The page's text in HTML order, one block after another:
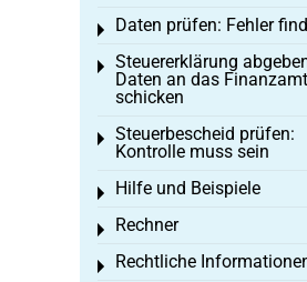
Daten prüfen: Fehler
Toggle menu
Steuererklärung
Daten an das Finanzamt
schicken
Toggle menu
Steuerbescheid prüfen:
Kontrolle muss sein
Toggle menu
Hilfe und Beispiele
Toggle menu
Rechner
Toggle menu
Rechtliche
Toggle menu